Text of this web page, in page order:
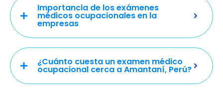
Importancia de los exámenes
médicos ocupacionales en la
empresas
¿Cuánto cuesta un examen médico
ocupacional cerca a Amantaní, Perú?